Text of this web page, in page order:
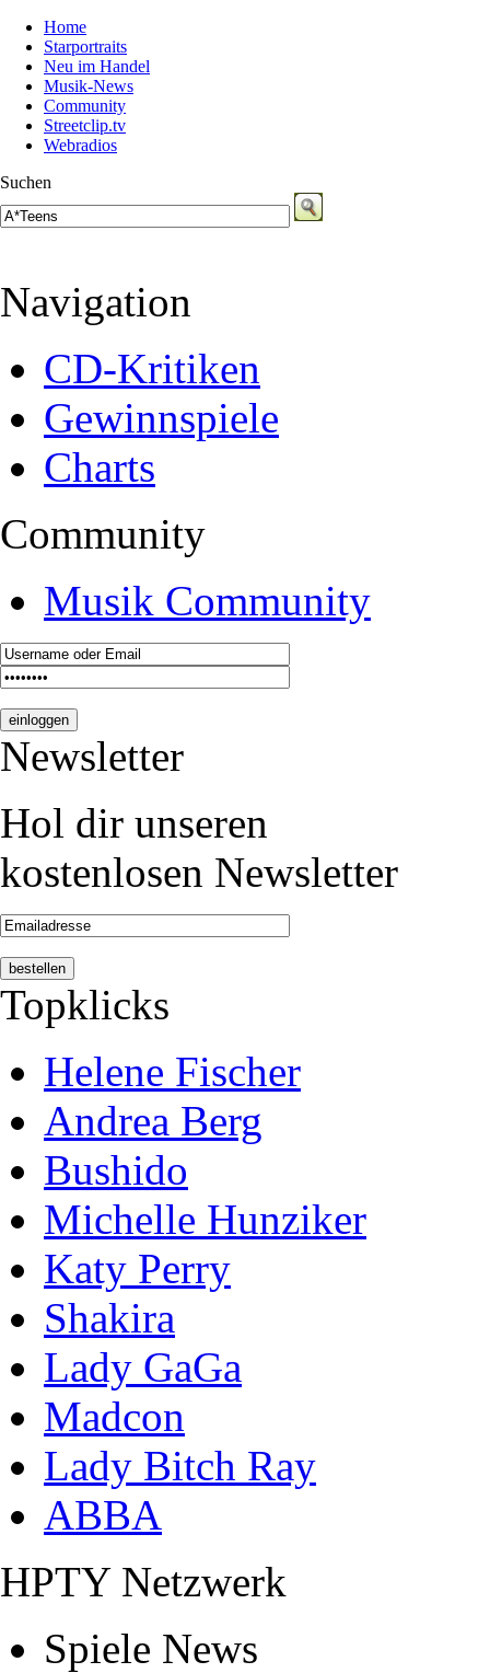
Home
Starportraits
Neu im Handel
Musik-News
Community
Streetclip.tv
Webradios
Suchen
Navigation
CD-Kritiken
Gewinnspiele
Charts
Community
Musik Community
Newsletter
Hol dir unseren
kostenlosen Newsletter
Topklicks
Helene Fischer
Andrea Berg
Bushido
Michelle Hunziker
Katy Perry
Shakira
Lady GaGa
Madcon
Lady Bitch Ray
ABBA
HPTY Netzwerk
Spiele News